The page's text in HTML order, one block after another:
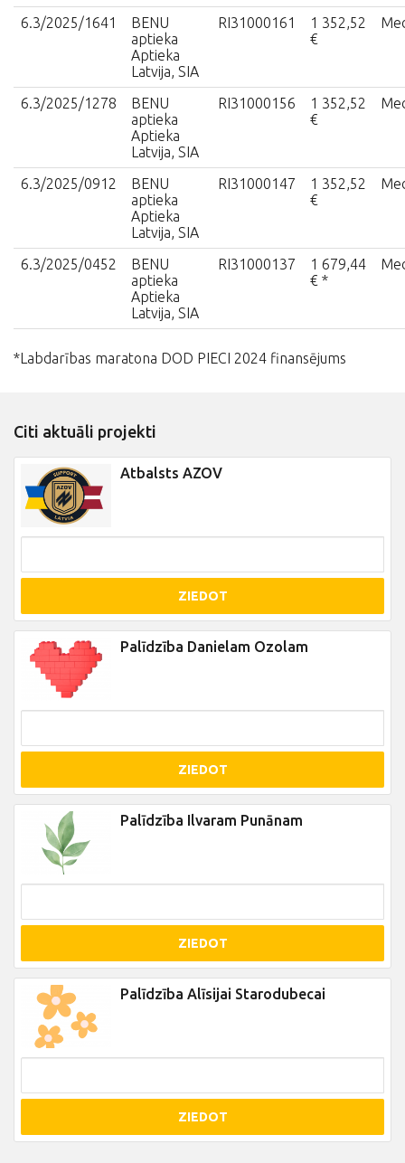
6.3/2025/1641
BENU
aptieka
Aptieka
Latvija, SIA
RI31000161
1 352,52
€
6.3/2025/1278
BENU
aptieka
Aptieka
Latvija, SIA
RI31000156
1 352,52
€
6.3/2025/0912
BENU
aptieka
Aptieka
Latvija, SIA
RI31000147
1 352,52
€
6.3/2025/0452
BENU
aptieka
Aptieka
Latvija, SIA
RI31000137
1 679,44
€ *
*Labdarības maratona DOD PIECI 2024 finansējums
Citi aktuāli projekti
Atbalsts AZOV
ZIEDOT
Palīdzība Danielam Ozolam
ZIEDOT
Palīdzība Ilvaram Punānam
ZIEDOT
Palīdzība Alīsijai Starodubecai
ZIEDOT